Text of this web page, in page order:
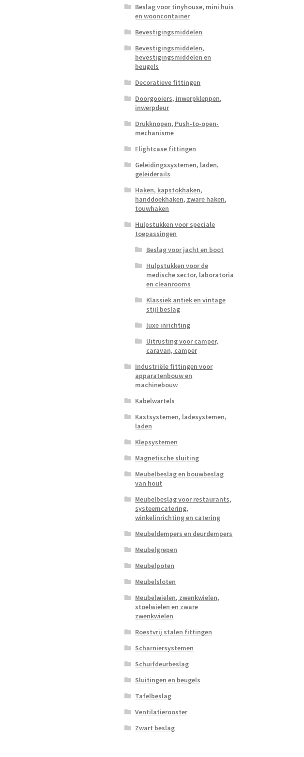
Beslag voor tinyhouse, mini huis
en wooncontainer
Bevestigingsmiddelen
Bevestigingsmiddelen,
bevestigingsmiddelen en
beugels
Decoratieve fittingen
Doorgooiers, inwerpkleppen,
inwerpdeur
Drukknopen, Push-to-open-
mechanisme
Flightcase fittingen
Geleidingssystemen, laden,
geleiderails
Haken, kapstokhaken,
handdoekhaken, zware haken,
touwhaken
Hulpstukken voor speciale
toepassingen
Beslag voor jacht en boot
Hulpstukken voor de
medische sector, laboratoria
en cleanrooms
Klassiek antiek en vintage
stijl beslag
luxe inrichting
Uitrusting voor camper,
caravan, camper
Industriële fittingen voor
apparatenbouw en
machinebouw
Kabelwartels
Kastsystemen, ladesystemen,
laden
Klepsystemen
Magnetische sluiting
Meubelbeslag en bouwbeslag
van hout
Meubelbeslag voor restaurants,
systeemcatering,
winkelinrichting en catering
Meubeldempers en deurdempers
Meubelgrepen
Meubelpoten
Meubelsloten
Meubelwielen, zwenkwielen,
stoelwielen en zware
zwenkwielen
Roestvrij stalen fittingen
Scharniersystemen
Schuifdeurbeslag
Sluitingen en beugels
Tafelbeslag
Ventilatierooster
Zwart beslag